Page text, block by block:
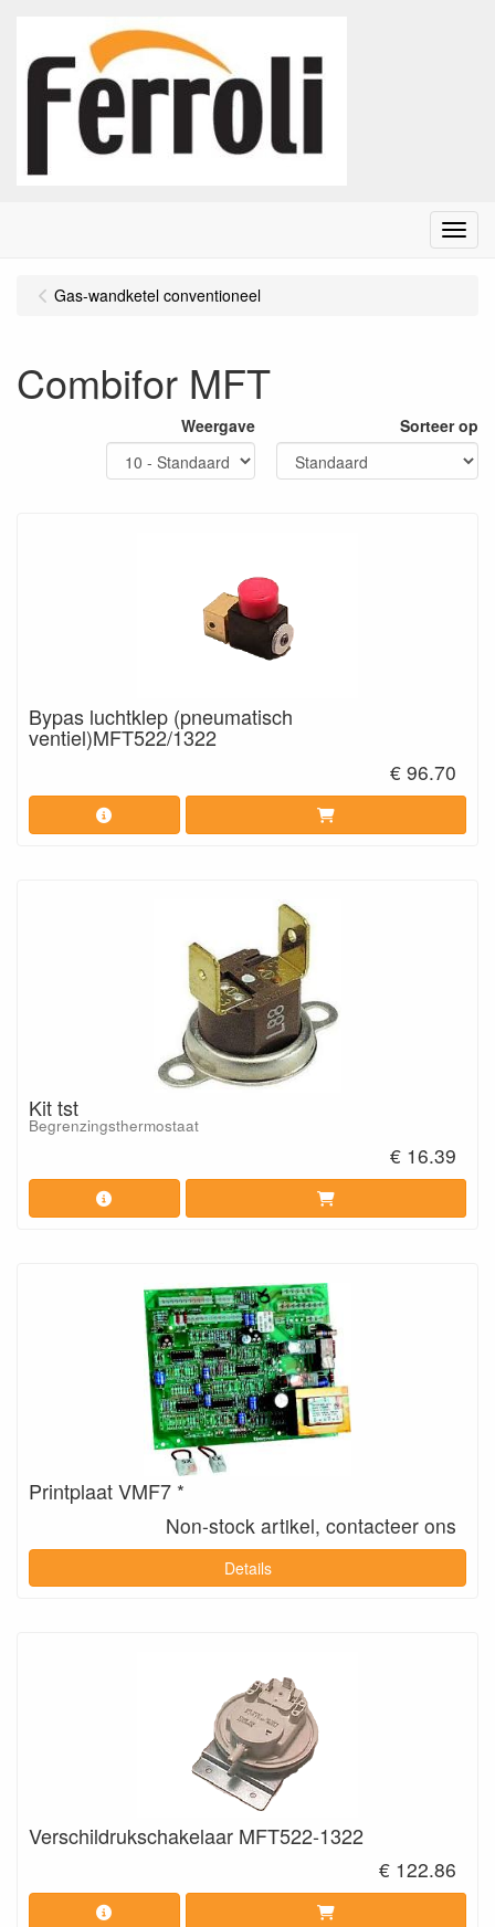
Menu
Gas-wandketel conventioneel
Combifor MFT
Weergave Sorteer op
Bypas luchtklep (pneumatisch
ventiel)MFT522/1322
€ 96.70
Kit tst
Begrenzingsthermostaat
€ 16.39
Printplaat VMF7 *
Non-stock artikel, contacteer ons
Details
Verschildrukschakelaar MFT522-1322
€ 122.86